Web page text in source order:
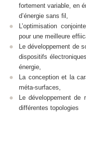
fortement variable, en
d’énergie sans fil,
L’optimisation
pour une meilleure
Le développement de
dispositifs
énergie,
La conception et la
méta-surfaces,
Le développement de
différentes topologies